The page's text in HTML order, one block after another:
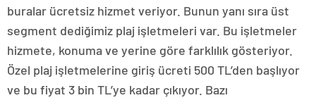
buralar ücretsiz hizmet veriyor. Bunun yanı sıra üst
segment dediğimiz plaj işletmeleri var. Bu işletmeler
hizmete, konuma ve yerine göre farklılık gösteriyor.
Özel plaj işletmelerine giriş ücreti 500 TL’den başlıyor
ve bu fiyat 3 bin TL’ye kadar çıkıyor. Bazı